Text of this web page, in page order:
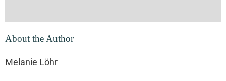
About the Author
Melanie Löhr